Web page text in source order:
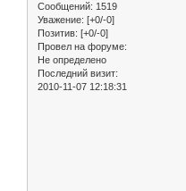
Сообщений: 1519
Уважение: [+0/-0]
Позитив: [+0/-0]
Провел на форуме:
Не определено
Последний визит:
2010-11-07 12:18:31